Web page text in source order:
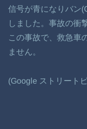
信号が青になりバン
しました。事故の衝
この事故で、救急車
ません。
(Google ストリート